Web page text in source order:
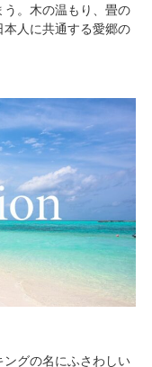
。木の温もり、畳の
人に共通する愛郷の
グの名にふさわしい